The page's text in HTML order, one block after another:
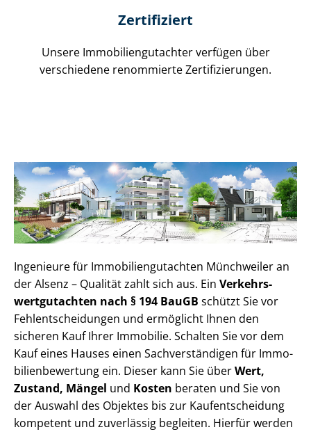
Zertifiziert
Unsere Immobilien­gutachter verfügen über
verschiedene renommierte Zer­ti­fi­zie­run­gen.
Ingenieure für Im­mo­bi­li­en­gut­ach­ten Münchweiler an
der Alsenz – Qualität zahlt sich aus. Ein Ver­kehrs­
wert­gut­ach­ten nach § 194 BauGB schützt Sie vor
Fehl­ent­schei­dun­gen und ermöglicht Ihnen den
sicheren Kauf Ihrer Immobilie. Schalten Sie vor dem
Kauf eines Hauses einen Sach­ver­stän­di­gen für Im­mo­
bi­li­en­be­wer­tung ein. Dieser kann Sie überWert,
Zustand, Mängel und Kosten beraten und Sie von
der Auswahl des Objektes bis zur Kauf­ent­schei­dung
kompetent und zuverlässig begleiten. Hierfür werden